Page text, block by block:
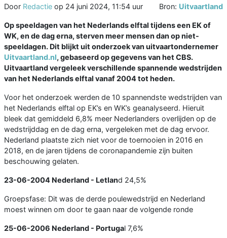
Door Redactie op 24 juni 2024, 11:54 uur Bron: Uitvaartland
Op speeldagen van het Nederlands elftal tijdens een EK of
WK, en de dag erna, sterven meer mensen dan op niet-
speeldagen. Dit blijkt uit onderzoek van uitvaartondernemer
Uitvaartland.nl, gebaseerd op gegevens van het CBS.
Uitvaartland vergeleek verschillende spannende wedstrijden
van het Nederlands elftal vanaf 2004 tot heden.
Voor het onderzoek werden de 10 spannendste wedstrijden van
het Nederlands elftal op EK’s en WK’s geanalyseerd. Hieruit
bleek dat gemiddeld 6,8% meer Nederlanders overlijden op de
wedstrijddag en de dag erna, vergeleken met de dag ervoor.
Nederland plaatste zich niet voor de toernooien in 2016 en
2018, en de jaren tijdens de coronapandemie zijn buiten
beschouwing gelaten.
23-06-2004 Nederland - Letland 24,5%
Groepsfase: Dit was de derde poulewedstrijd en Nederland
moest winnen om door te gaan naar de volgende ronde
25-06-2006 Nederland - Portugal 7,6%